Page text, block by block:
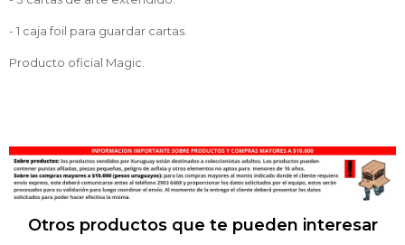
- 1 caja foil para guardar cartas.
Producto oficial Magic.
Otros productos que te pueden interesar